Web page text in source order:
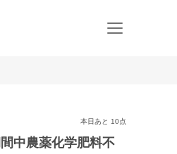
本日あと 10点
中農薬化学肥料不